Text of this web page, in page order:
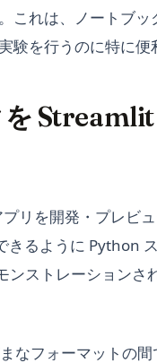
これは、ノートブ
験を行うのに特に便
リを開発・プレビ
るように Python
in a new tab)
ンストレーションさ
なフォーマットの